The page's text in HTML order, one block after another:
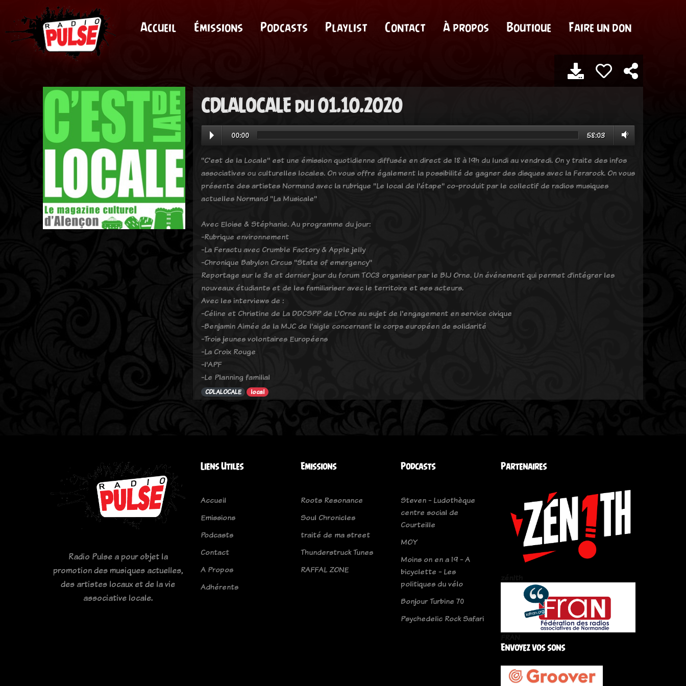
Accueil Émissions Podcasts Playlist Contact À propos Boutique Faire un don
CDLALOCALE du 01.10.2020
00:00 58:03
"C'est de la Locale" est une émission quotidienne diffusée en direct de 18 à 19h du lundi au vendredi. On y traite des infos
associatives ou culturelles locales. On vous offre également la possibilité de gagner des disques avec la Ferarock. On vous
présente des artistes Normand avec la rubrique "Le local de l'étape" co-produit par le collectif de radios musiques
actuelles Normand "La Musicale"
Avec Eloise & Stéphanie. Au programme du jour:
-Rubrique environnement
-La Feractu avec Crumble Factory & Apple jelly
-Chronique Babylon Circus "State of emergency"
Reportage sur le 3e et dernier jour du forum TOC3 organiser par le BIJ Orne. Un événement qui permet d’intégrer les
nouveaux étudiants et de les familiariser avec le territoire et ses acteurs.
Avec les interviews de :
-Céline et Christine de La DDCSPP de L'Orne au sujet de l'engagement en service civique
-Benjamin Aimée de la MJC de l'aigle concernant le corps européen de solidarité
-Trois jeunes volontaires Européens
-La Croix Rouge
-l'APF
-Le Planning familial
CDLALOCALE local
Radio Pulse a pour objet la
promotion des musiques actuelles,
des artistes locaux et de la vie
associative locale.
Liens Utiles
Accueil
Emissions
Podcasts
Contact
A Propos
Adhérents
Emissions
Roots Resonance
Soul Chronicles
traité de ma street
Thunderstruck Tunes
RAFFAL ZONE
Podcasts
Steven - Ludothèque
centre social de
Courteille
MOY
Moins on en a 19 - A
bicyclette - Les
politiques du vélo
Bonjour Turbine 70
Psychedelic Rock Safari
Partenaires
Envoyez vos sons